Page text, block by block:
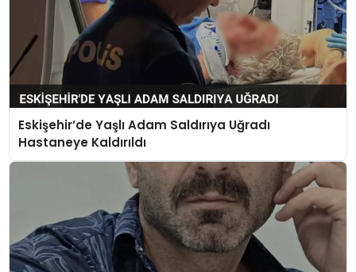
Eskişehir’de Yaşlı Adam Saldırıya Uğradı
Hastaneye Kaldırıldı